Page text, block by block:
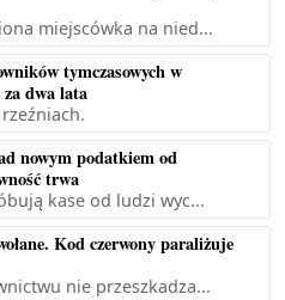
miejscówka na nied...
tymczasowych w
dwa lata
nowym podatkiem od
trwa
kase od ludzi wyc...
Kod czerwony paraliżuje
nie przeszkadza...